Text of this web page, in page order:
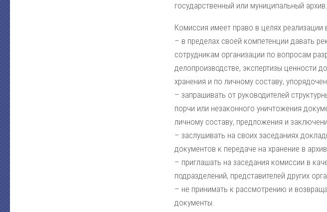
государственный или муниципальный архив.
Комиссия имеет право в целях
– в пределах своей компетенции давать
сотрудникам организации по вопросам
делопроизводстве, экспертизы ценности
хранения и по личному составу,
– запрашивать от руководителей
порчи или незаконного уничтожения
личному составу, предложения и
– заслушивать на своих заседаниях
документов к передаче на хранение в
– приглашать на заседания комиссии в
подразделений, представителей других
– не принимать к рассмотрению и
документы.